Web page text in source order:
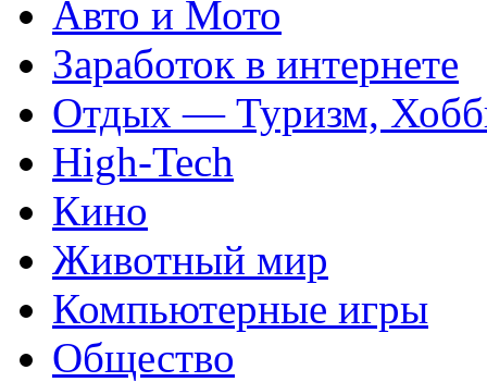
Авто и Мото
Заработок в интернете
Отдых — Туризм,
High-Tech
Кино
Животный мир
Компьютерные игры
Общество